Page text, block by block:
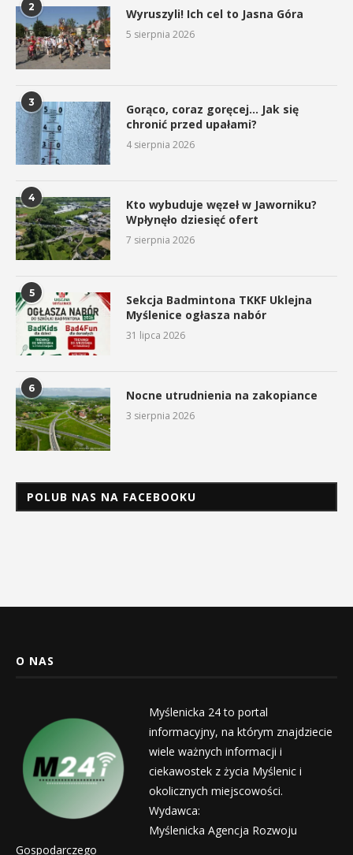
2 Wyruszyli! Ich cel to Jasna Góra
5 sierpnia 2026
3
Gorąco, coraz goręcej… Jak się
chronić przed upałami?
4 sierpnia 2026
4
Kto wybuduje węzeł w Jaworniku?
Wpłynęło dziesięć ofert
7 sierpnia 2026
5
Sekcja Badmintona TKKF Uklejna
Myślenice ogłasza nabór
31 lipca 2026
6 Nocne utrudnienia na zakopiance
3 sierpnia 2026
POLUB NAS NA FACEBOOKU
O NAS
Myślenicka 24 to portal
informacyjny, na którym znajdziecie
wiele ważnych informacji i
ciekawostek z życia Myślenic i
okolicznych miejscowości.
Wydawca:
Myślenicka Agencja Rozwoju
Gospodarczego